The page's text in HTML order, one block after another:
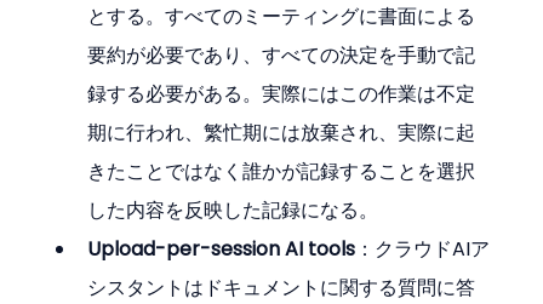
とする。すべてのミーティングに書面による
要約が必要であり、すべての決定を手動で記
録する必要がある。実際にはこの作業は不定
期に行われ、繁忙期には放棄され、実際に起
きたことではなく誰かが記録することを選択
した内容を反映した記録になる。
Upload-per-session AI tools ：クラウドAIア
シスタントはドキュメントに関する質問に答